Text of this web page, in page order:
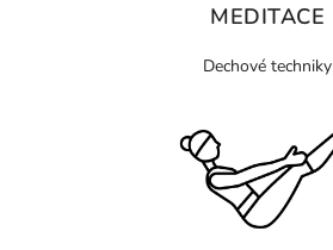
MEDITACE
Dechové techniky